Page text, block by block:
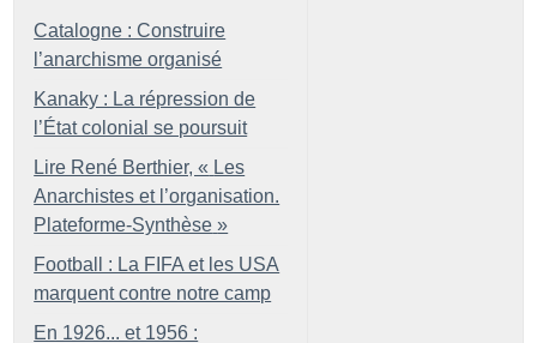
Catalogne : Construire
l’anarchisme organisé
Kanaky : La répression de
l’État colonial se poursuit
Lire René Berthier, « Les
Anarchistes et l’organisation.
Plateforme-Synthèse »
Football : La FIFA et les USA
marquent contre notre camp
En 1926... et 1956 :